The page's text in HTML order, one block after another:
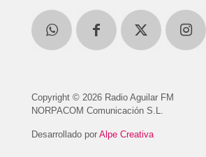
Copyright © 2026 Radio Aguilar FM
NORPACOM Comunicación S.L.
Desarrollado por Alpe Creativa